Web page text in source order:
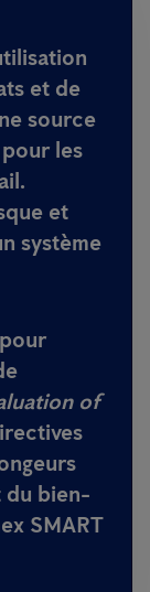
et de
source
les
et
système
of
du bien-
SMART